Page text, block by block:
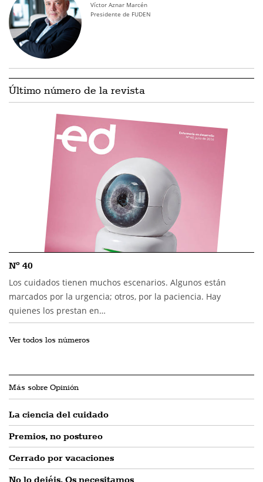
Víctor Aznar Marcén
Presidente de FUDEN
Último número de la revista
Nº 40
Los cuidados tienen muchos escenarios. Algunos están
marcados por la urgencia; otros, por la paciencia. Hay
quienes los prestan en…
Ver todos los números
Más sobre Opinión
La ciencia del cuidado
Premios, no postureo
Cerrado por vacaciones
No lo dejéis. Os necesitamos